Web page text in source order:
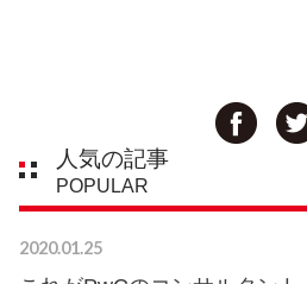
人気の記事
POPULAR
2020.01.25